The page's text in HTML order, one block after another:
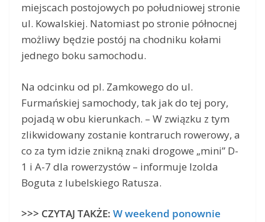
miejscach postojowych po południowej stronie
ul. Kowalskiej. Natomiast po stronie północnej
możliwy będzie postój na chodniku kołami
jednego boku samochodu.
Na odcinku od pl. Zamkowego do ul.
Furmańskiej samochody, tak jak do tej pory,
pojadą w obu kierunkach. – W związku z tym
zlikwidowany zostanie kontraruch rowerowy, a
co za tym idzie znikną znaki drogowe „mini” D-
1 i A-7 dla rowerzystów – informuje Izolda
Boguta z lubelskiego Ratusza.
>>> CZYTAJ TAKŻE: W weekend ponownie